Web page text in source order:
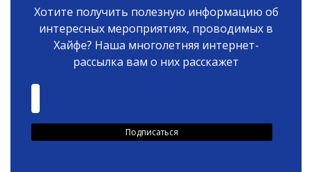
Хотите получить полезную информацию об
интересных мероприятиях, проводимых в
Хайфе? Наша многолетняя интернет-
рассылка вам о них расскажет